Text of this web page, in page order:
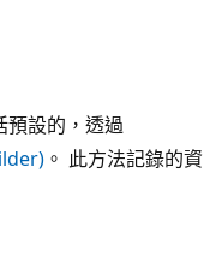
設的，透過
。 此方法記錄的資